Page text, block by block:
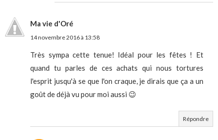
Ma vie d'Oré
14 novembre 2016 à 13:58
Très sympa cette tenue! Idéal pour les fêtes ! Et
quand tu parles de ces achats qui nous tortures
l'esprit jusqu'à se que l'on craque, je dirais que ça a un
goût de déjà vu pour moi aussi 😉
Répondre